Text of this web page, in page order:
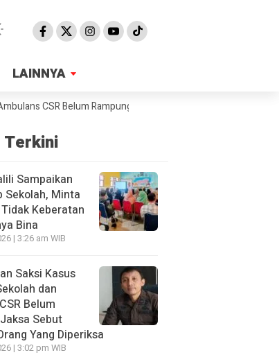
LAINNYA
LAINNYA
CSR Belum Rampung, Jaksa Sebut Sudah 40 Orang Yang
Sampaikan
Sekolah, Minta
Keberatan
Bina
| 3:26 am WIB
Saksi Kasus
dan
Belum
Sebut
Yang Diperiksa
| 3:02 pm WIB